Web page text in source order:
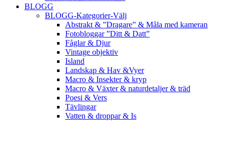
BLOGG
BLOGG-Kategorier-Välj
Abstrakt & ”Dragare” & Måla med kameran
Fotobloggar ”Ditt & Datt”
Fåglar & Djur
Vintage objektiv
Island
Landskap & Hav &Vyer
Macro & Insekter & kryp
Macro & Växter & naturdetaljer & träd
Poesi & Vers
Tävlingar
Vatten & droppar & Is